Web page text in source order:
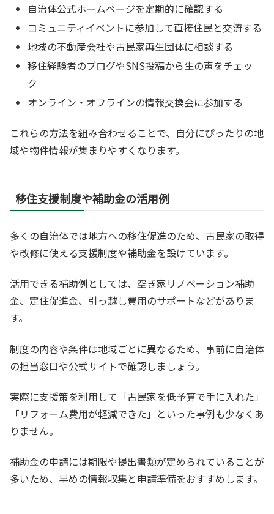
自治体公式ホームページを定期的に確認する
コミュニティイベントに参加して直接住民と交流する
地域の不動産会社や古民家再生団体に相談する
移住経験者のブログやSNS投稿から生の声をチェッ
ク
オンライン・オフラインの情報交換会に参加する
これらの方法を組み合わせることで、自分にぴったりの地
域や物件情報が集まりやすくなります。
移住支援制度や補助金の活用例
多くの自治体では地方への移住促進のため、古民家の取得
や改修に使える支援制度や補助金を設けています。
活用できる補助例としては、空き家リノベーション補助
金、定住促進金、引っ越し費用のサポートなどがありま
す。
制度の内容や条件は地域ごとに異なるため、事前に自治体
の担当窓口や公式サイトで確認しましょう。
実際に支援策を利用して「古民家を低予算で手に入れた」
「リフォーム費用が軽減できた」といった事例も少なくあ
りません。
補助金の申請には期限や提出書類が定められていることが
多いため、早めの情報収集と申請準備をおすすめします。